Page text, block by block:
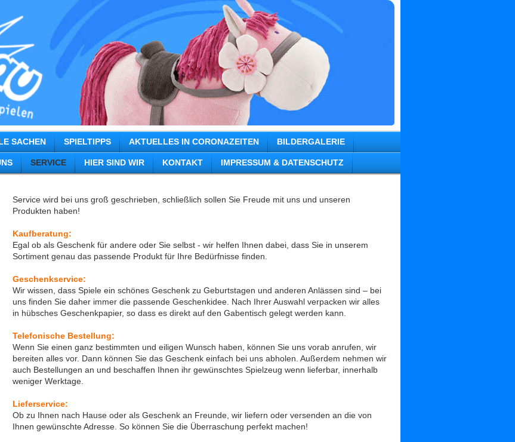
SACHEN SPIELTIPPS AKTUELLES IN CORONAZEITEN BILDERGALERIE
SERVICE HIER SIND WIR KONTAKT IMPRESSUM & DATENSCHUTZ
Service wird bei uns groß geschrieben, schließlich sollen Sie Freude mit uns und unseren
Produkten haben!
Kaufberatung:
Egal ob als Geschenk für andere oder Sie selbst - wir helfen Ihnen dabei, dass Sie in unserem
Sortiment genau das passende Produkt für Ihre Bedürfnisse finden.
Geschenkservice:
Wir wissen, dass Spiele ein schönes Geschenk zu Geburtstagen und anderen Anlässen sind – bei
uns finden Sie daher immer die passende Geschenkidee. Nach Ihrer Auswahl verpacken wir alles
in hübsches Geschenkpapier, so dass es direkt auf den Gabentisch gelegt werden kann.
Telefonische Bestellung:
Wenn Sie einen ganz bestimmten und eiligen Wunsch haben, können Sie uns vorab anrufen, wir
bereiten alles vor. Dann können Sie das Geschenk einfach bei uns abholen. Außerdem nehmen wir
auch Bestellungen an und beschaffen Ihnen ihr gewünschtes Spielzeug wenn lieferbar, innerhalb
weniger Werktage.
Lieferservice:
Ob zu Ihnen nach Hause oder als Geschenk an Freunde, wir liefern oder versenden an die von
Ihnen gewünschte Adresse. So können Sie die Überraschung perfekt machen!